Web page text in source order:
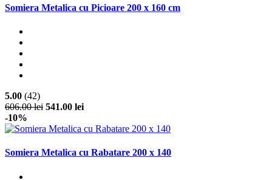
Somiera Metalica cu Picioare 200 x 160 cm
5.00 (42)
606.00 lei 541.00 lei
-10%
Somiera Metalica cu Rabatare 200 x 140